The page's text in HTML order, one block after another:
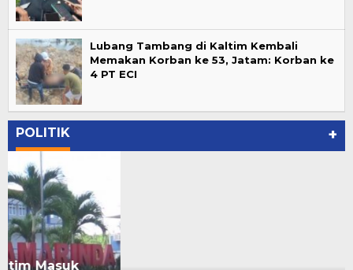
Lubang Tambang di Kaltim Kembali
Memakan Korban ke 53, Jatam: Korban ke
4 PT ECI
POLITIK +